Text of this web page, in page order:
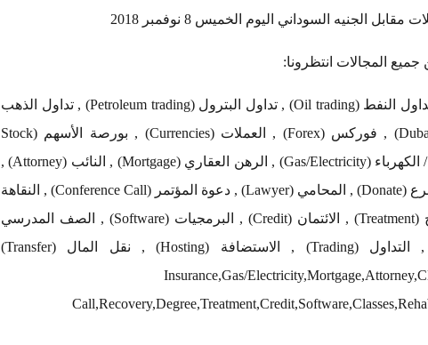
الجنيه السوداني اليوم الخميس 8 نوفمبر 2018
المجالات انتظرونا:
تداول العملات (Currency exchange) , تداول النفط (Oil trading) , تداول البترول (Petroleum trading) , تداول الذهب
(Gold Trading) , فنادق دبي (Dubai hotels) , فوركس (Forex) , العملات (Currencies) , بورصة الأسهم (Stock
Exchange) , التأمين (Insurance) , الغاز / الكهرباء (Gas/Electricity) , الرهن العقاري (Mortgage) , النائب (Attorney) ,
الدعوى (Claim) , القروض (Loans) , التبرع (Donate) , المحامي (Lawyer) , دعوة المؤتمر (Conference Call) , النقاهة
(Recovery) , الشهادة (Degree) , العلاج (Treatment) , الائتمان (Credit) , البرمجيات (Software) , الصف المدرسي
(Classes) , إعادة التأهيل (Rehab) , التداول (Trading) , الاستضافة (Hosting) , نقل المال (Transfer)
Insurance,Gas/